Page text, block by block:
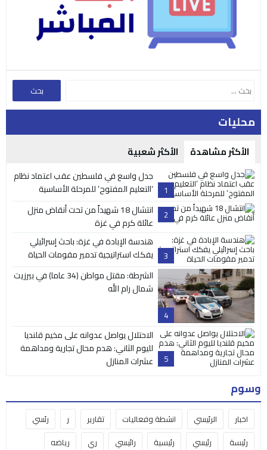
محليات
الأكثر مشاهدة الأكثر شعبية
1
جدل واسع في فلسطين عقب اعتماد نظام
‘التعليم المفتوح’ للمرحلة الأساسية
2
انتشال 18 شهيداً من تحت أنقاض منزل
عائلة كرم في غزة
3
هندسة الإبادة في غزة: باحث إسرائيلي
يفكك استراتيجية تدمير مقومات الحياة
4
الشرطة: مقتل مواطن (34 عاما) في بيرزيت
شمال رام الله
5
الاحتلال يواصل عدوانه على مخيم قلنديا
لليوم الثاني: هدم محال تجارية ومداهمة
عشرات المنازل
وسوم
اخبار الرئيسي انشطة وفعاليات تقارير ر
رئسي
رئيسة
رئيسي رئيسية رائيسي ري
رياضه